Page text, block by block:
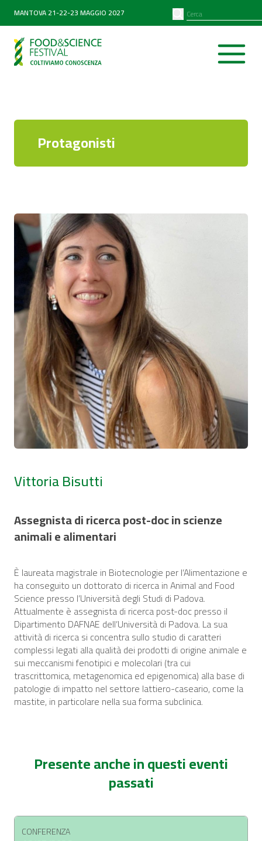
MANTOVA 21-22-23 MAGGIO 2027
Protagonisti
Vittoria Bisutti
Assegnista di ricerca post-doc in scienze
animali e alimentari
È laureata magistrale in Biotecnologie per l’Alimentazione e
ha conseguito un dottorato di ricerca in Animal and Food
Science presso l’Università degli Studi di Padova.
Attualmente è assegnista di ricerca post-doc presso il
Dipartimento DAFNAE dell’Università di Padova. La sua
attività di ricerca si concentra sullo studio di caratteri
complessi legati alla qualità dei prodotti di origine animale e
sui meccanismi fenotipici e molecolari (tra cui
trascrittomica, metagenomica ed epigenomica) alla base di
patologie di impatto nel settore lattiero-caseario, come la
mastite, in particolare nella sua forma subclinica.
Presente anche in questi eventi
passati
CONFERENZA
PARTNER
Diventa partner
SEARCH